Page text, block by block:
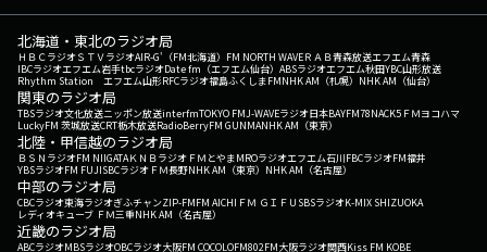
北海道・東北のラジオ局
ＨＢＣラジオＳＴＶラジオAIR-G'（FM北海道） FM NORTH WAVEＲＡＢ青森放送エフエム青森
IBCラジオエフエム岩手tbcラジオDate fm（エフエム仙台） ABSラジオエフエム秋田YBC山形放送
Rhythm Station エフエム山形RFCラジオ福島ふくしまFMNHK AM（札幌） NHK AM（仙台）
関東のラジオ局
TBSラジオ文化放送ニッポン放送interfmTOKYO FMJ-WAVEラジオ日本BAYFM78NACK5 ＦＭヨコハマ
LuckyFM 茨城放送CRT栃木放送RadioBerryFM GUNMANHK AM（東京）
北陸・甲信越のラジオ局
ＢＳＮラジオFM NIIGATAＫＮＢラジオ ＦＭとやまMROラジオエフエム石川FBCラジオFM福井
YBSラジオFM FUJISBCラジオ ＦＭ長野NHK AM（東京） NHK AM（名古屋）
中部のラジオ局
CBCラジオ東海ラジオぎふチャンZIP-FMFM AICHI ＦＭ ＧＩＦＵ SBSラジオK-MIX SHIZUOKA
レディオキューブ ＦＭ三重NHK AM（名古屋）
近畿のラジオ局
ABCラジオMBSラジオOBCラジオ大阪FM COCOLOFM802FM大阪ラジオ関西Kiss FM KOBE